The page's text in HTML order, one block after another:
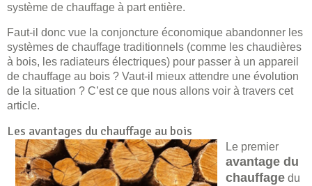
système de chauffage à part entière.
Faut-il donc vue la conjoncture économique abandonner les
systèmes de chauffage traditionnels (comme les chaudières
à bois, les radiateurs électriques) pour passer à un appareil
de chauffage au bois ? Vaut-il mieux attendre une évolution
de la situation ? C’est ce que nous allons voir à travers cet
article.
Les avantages du chauffage au bois
Le premier
avantage du
chauffage du